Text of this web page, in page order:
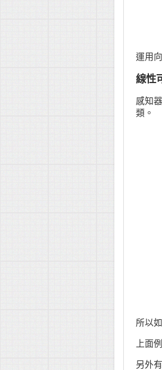
運用
線性
感知
類。
所以
上面
另外